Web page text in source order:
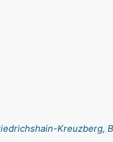
Kreuzberg,